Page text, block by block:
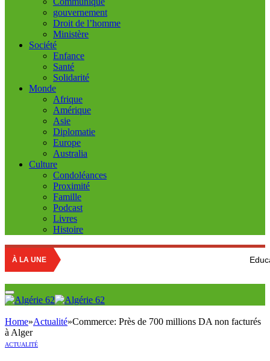
gouvernement
Droit de l’homme
Ministère
Société
Enfance
Santé
Solidarité
Monde
Afrique
Amérique
Asie
Diplomatie
Europe
Australia
Culture
Condoléances
Proximité
Famille
Podcast
Livres
Histoire
À LA UNE Education nationale
Home»Actualité»Commerce: Près de 700 millions DA non facturés
à Alger
ACTUALITÉ